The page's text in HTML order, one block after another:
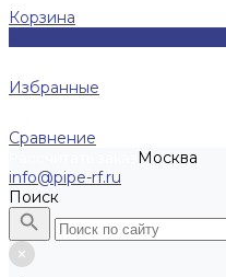
Корзина
Избранные
Сравнение
Москва
info@pipe-rf.ru
Поиск